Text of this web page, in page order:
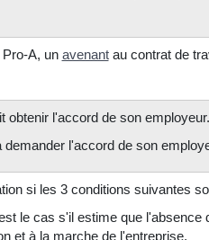
A, un avenantau contrat de
obtenir l'accord de son employeur.
demander l'accord de son
si les 3 conditions suivantes
le cas s'il estime que l'absence
et à la marche de l'entreprise.